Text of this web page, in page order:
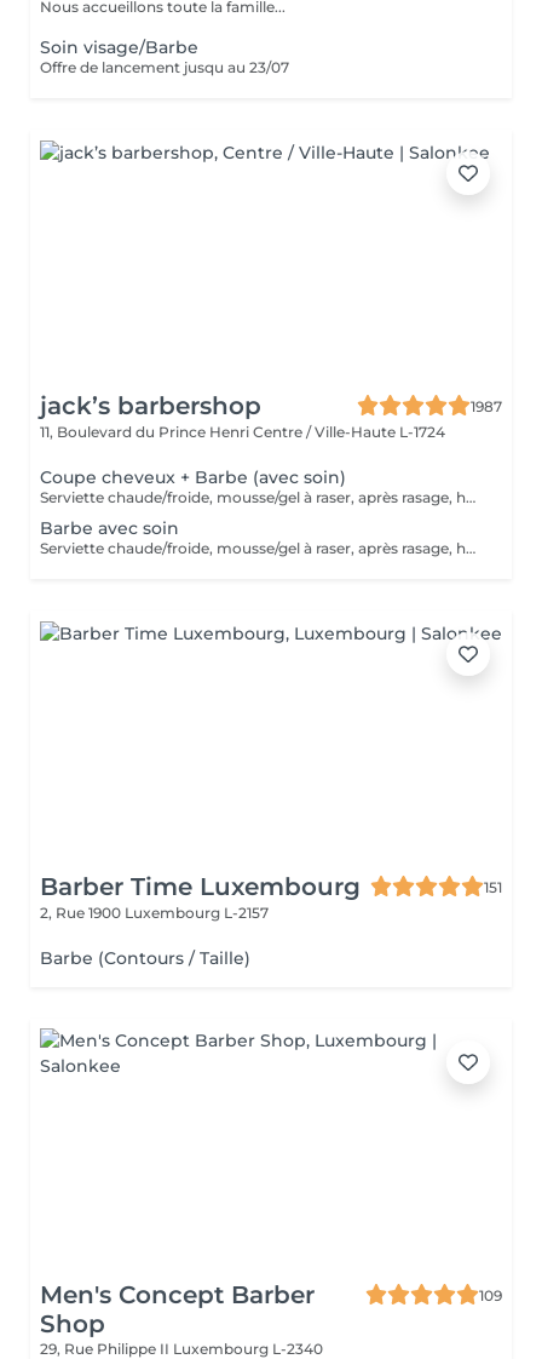
Nous accueillons toute la famille...
Soin visage/Barbe
Offre de lancement jusqu au 23/07
jack’s barbershop
1987
11, Boulevard du Prince Henri Centre / Ville-Haute L-1724
Coupe cheveux + Barbe (avec soin)
Serviette chaude/froide, mousse/gel à raser, après rasage, huile/balm à barbe et wax/gel
Barbe avec soin
Serviette chaude/froide, mousse/gel à raser, après rasage, huile/balm à barbe et wax/gel
Barber Time Luxembourg
151
2, Rue 1900 Luxembourg L-2157
Barbe (Contours / Taille)
Men's Concept Barber
Shop
109
29, Rue Philippe II Luxembourg L-2340